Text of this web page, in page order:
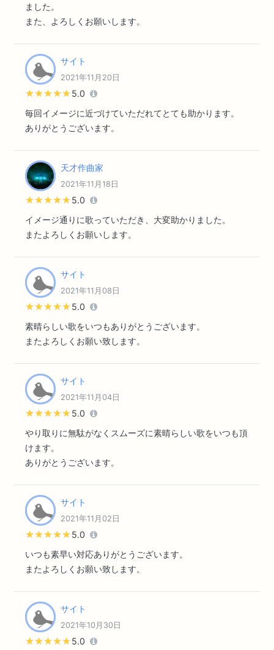
ました。
また、よろしくお願いします。
サイト
2021年11月20日
★★★★★
★★★★★ 5.0
毎回イメージに近づけていただれてとても助かります。
ありがとうございます。
天才作曲家
2021年11月18日
★★★★★
★★★★★ 5.0
イメージ通りに歌っていただき、大変助かりました。
またよろしくお願いします。
サイト
2021年11月08日
★★★★★
★★★★★ 5.0
素晴らしい歌をいつもありがとうございます。
またよろしくお願い致します。
サイト
2021年11月04日
★★★★★
★★★★★ 5.0
やり取りに無駄がなくスムーズに素晴らしい歌をいつも頂
けます。
ありがとうございます。
サイト
2021年11月02日
★★★★★
★★★★★ 5.0
いつも素早い対応ありがとうございます。
またよろしくお願い致します。
サイト
2021年10月30日
★★★★★
★★★★★ 5.0